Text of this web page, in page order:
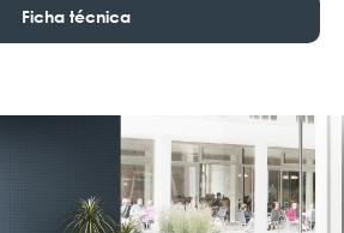
Ficha técnica